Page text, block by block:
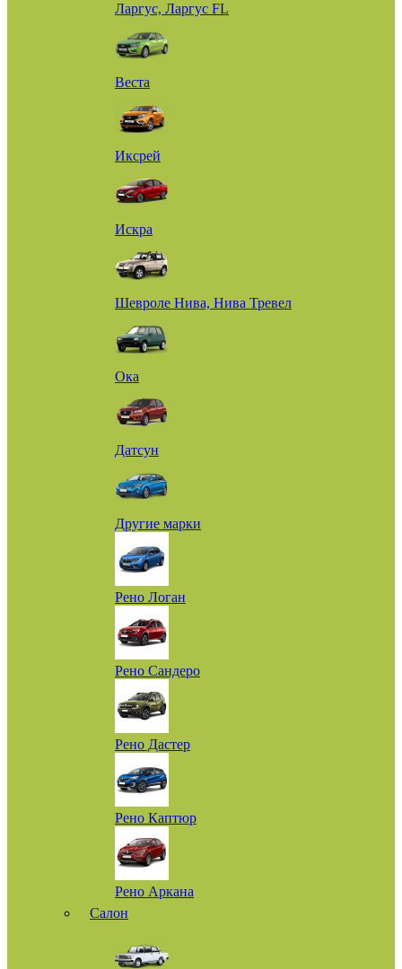
Ларгус, Ларгус FL
Веста
Иксрей
Искра
Шевроле Нива, Нива Тревел
Ока
Датсун
Другие марки
Рено Логан
Рено Сандеро
Рено Дастер
Рено Каптюр
Рено Аркана
Салон